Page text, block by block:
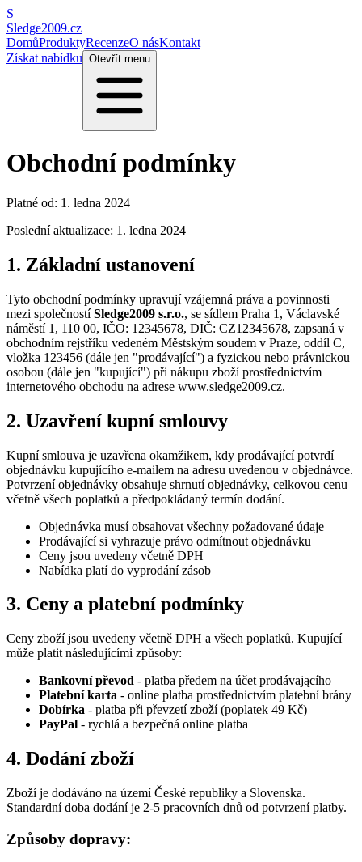
S
Sledge2009.cz
DomůProduktyRecenzeO násKontakt
Získat nabídku Otevřít menu
Obchodní podmínky
Platné od: 1. ledna 2024
Poslední aktualizace: 1. ledna 2024
1. Základní ustanovení
Tyto obchodní podmínky upravují vzájemná práva a povinnosti
mezi společnostíSledge2009 s.r.o., se sídlem Praha 1, Václavské
náměstí 1, 110 00, IČO: 12345678, DIČ: CZ12345678, zapsaná v
obchodním rejstříku vedeném Městským soudem v Praze, oddíl C,
vložka 123456 (dále jen "prodávající") a fyzickou nebo právnickou
osobou (dále jen "kupující") při nákupu zboží prostřednictvím
internetového obchodu na adrese www.sledge2009.cz.
2. Uzavření kupní smlouvy
Kupní smlouva je uzavřena okamžikem, kdy prodávající potvrdí
objednávku kupujícího e-mailem na adresu uvedenou v objednávce.
Potvrzení objednávky obsahuje shrnutí objednávky, celkovou cenu
včetně všech poplatků a předpokládaný termín dodání.
Objednávka musí obsahovat všechny požadované údaje
Prodávající si vyhrazuje právo odmítnout objednávku
Ceny jsou uvedeny včetně DPH
Nabídka platí do vyprodání zásob
3. Ceny a platební podmínky
Ceny zboží jsou uvedeny včetně DPH a všech poplatků. Kupující
může platit následujícími způsoby:
Bankovní převod - platba předem na účet prodávającího
Platební karta - online platba prostřednictvím platební brány
Dobírka - platba při převzetí zboží (poplatek 49 Kč)
PayPal - rychlá a bezpečná online platba
4. Dodání zboží
Zboží je dodáváno na území České republiky a Slovenska.
Standardní doba dodání je 2-5 pracovních dnů od potvrzení platby.
Způsoby dopravy: